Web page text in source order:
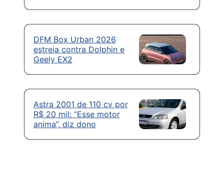
DFM Box Urban 2026
estreia contra Dolphin e
Geely EX2
Astra 2001 de 110 cv por
R$ 20 mil: “Esse motor
anima”, diz dono